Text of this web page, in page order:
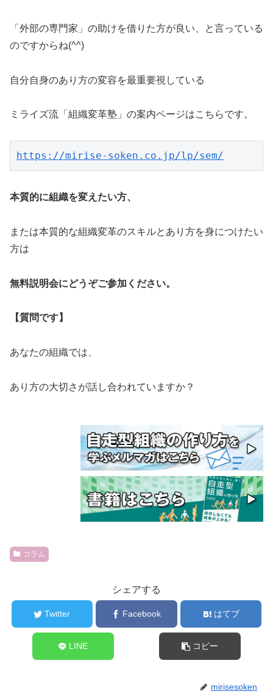
「外部の専門家」の助けを借りた方が良い、と言っている
のですからね(^^)
自分自身のあり方の変容を最重要視している
ミライズ流「組織変革塾」の案内ページはこちらです。
https://mirise-soken.co.jp/lp/sem/
本質的に組織を変えたい方、
または本質的な組織変革のスキルとあり方を身につけたい
方は
無料説明会にどうぞご参加ください。
【質問です】
あなたの組織では、
あり方の大切さが話し合われていますか？
コラム
シェアする
Twitter Facebook はてブ
LINE コピー
mirisesoken